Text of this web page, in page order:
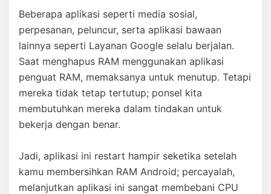
Beberapa aplikasi seperti media sosial,
perpesanan, peluncur, serta aplikasi bawaan
lainnya seperti Layanan Google selalu berjalan.
Saat menghapus RAM menggunakan aplikasi
penguat RAM, memaksanya untuk menutup. Tetapi
mereka tidak tetap tertutup; ponsel kita
membutuhkan mereka dalam tindakan untuk
bekerja dengan benar.
Jadi, aplikasi ini restart hampir seketika setelah
kamu membersihkan RAM Android; percayalah,
melanjutkan aplikasi ini sangat membebani CPU